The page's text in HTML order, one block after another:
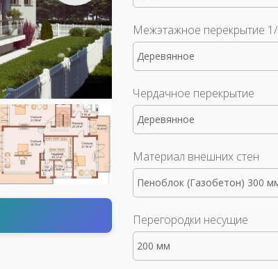
Межэтажное перекрытие
Деревянное
Чердачное перекрытие
Деревянное
Материал внешних стен
Пеноблок (Газобетон) 300
Перегородки несущие
200 мм